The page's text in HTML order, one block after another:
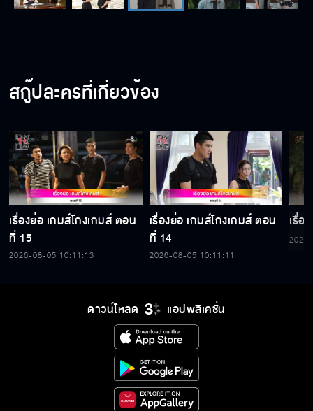
สกู๊ปละครที่เกี่ยวข้อง
เรื่องย่อ เกมส์โกงเกมส์ ตอน
ที่ 15
2026-08-05 10:11:13
เรื่องย่อ เกมส์โกงเกมส์ ตอน
ที่ 14
2026-08-05 10:11:11
เรื่อ
ดาวน์โหลด แอปพลิเคชั่น